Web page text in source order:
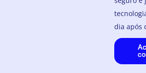
dia após